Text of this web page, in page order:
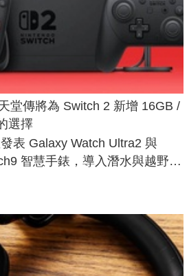
堂傳將為 Switch 2 新增 16GB /
選擇
表 Galaxy Watch Ultra2 與
智慧手錶，導入潛水與越野跑